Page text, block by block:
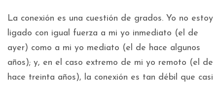
La conexión es una cuestión de grados. Yo no estoy
ligado con igual fuerza a mi yo inmediato (el de
ayer) como a mi yo mediato (el de hace algunos
años); y, en el caso extremo de mi yo remoto (el de
hace treinta años), la conexión es tan débil que casi